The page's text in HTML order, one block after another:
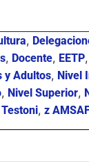
,
, Docente, EETP,
y Adultos, Nivel
, Nivel Superior,
Testoni, z